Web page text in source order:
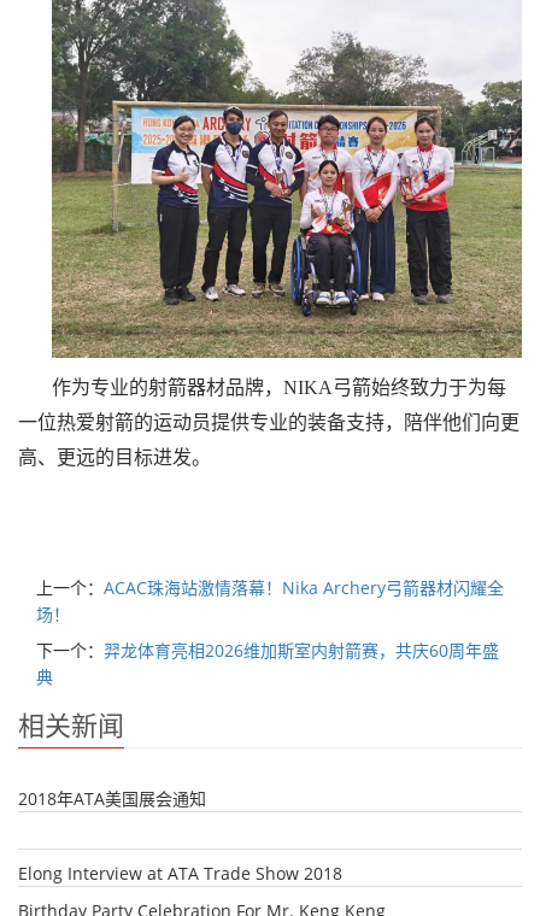
作为专业的射箭器材品牌， NIKA 弓箭始终致力于为每
一位热爱射箭的运动员提供专业的装备支持，陪伴他们向更
高、更远的目标进发。
上一个： ACAC珠海站激情落幕！Nika Archery弓箭器材闪耀全
场！
下一个： 羿龙体育亮相2026维加斯室内射箭赛，共庆60周年盛
典
相关新闻
2018年ATA美国展会通知
Elong Interview at ATA Trade Show 2018
Birthday Party Celebration For Mr. Keng Keng